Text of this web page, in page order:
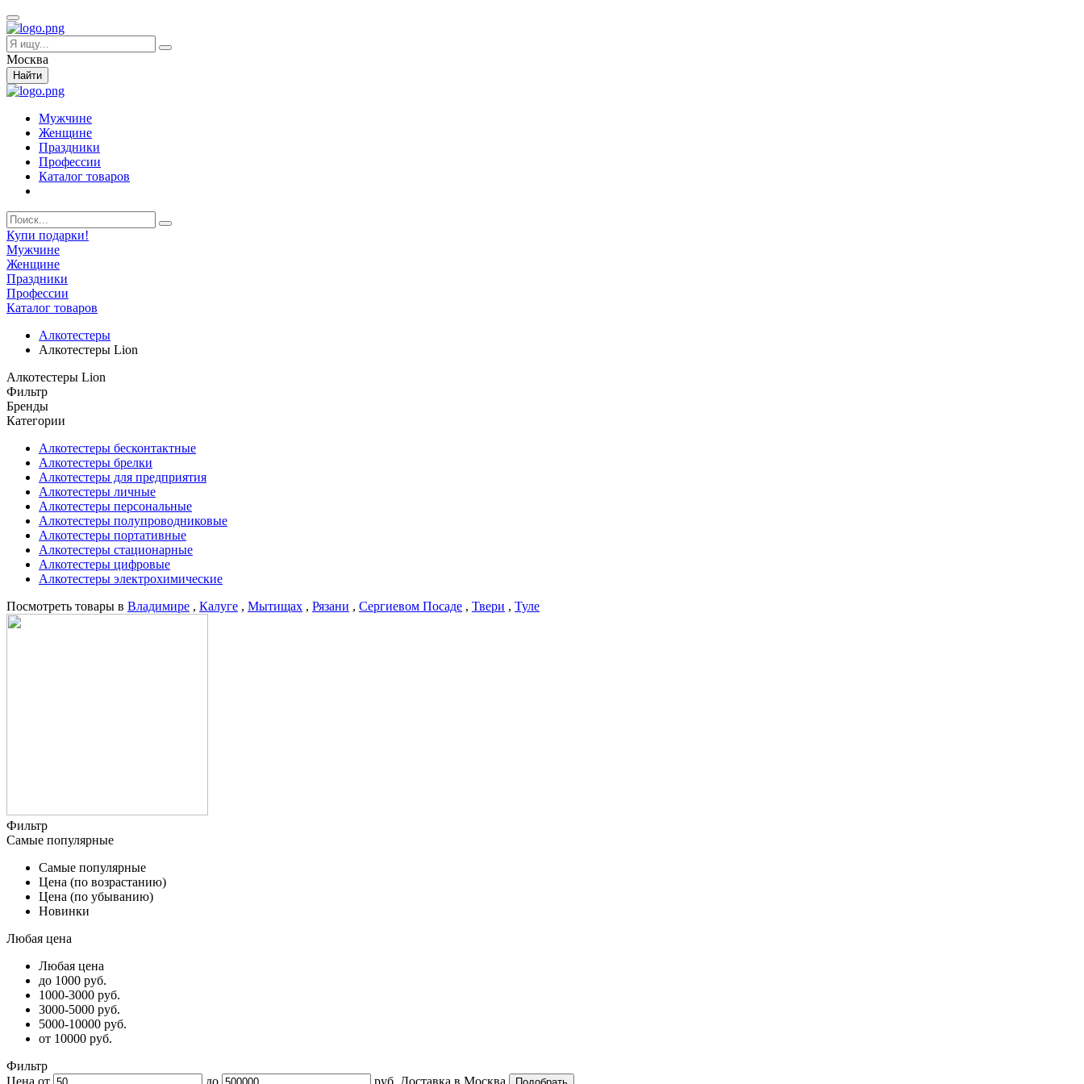
Москва
Найти
Мужчине
Женщине
Праздники
Профессии
Каталог товаров
Купи подарки!
Мужчине
Женщине
Праздники
Профессии
Каталог товаров
Алкотестеры
Алкотестеры Lion
Алкотестеры Lion
Фильтр
Бренды
Категории
Алкотестеры бесконтактные
Алкотестеры брелки
Алкотестеры для предприятия
Алкотестеры личные
Алкотестеры персональные
Алкотестеры полупроводниковые
Алкотестеры портативные
Алкотестеры стационарные
Алкотестеры цифровые
Алкотестеры электрохимические
Посмотреть товары в Владимире , Калуге , Мытищах , Рязани , Сергиевом Посаде , Твери , Туле
Фильтр
Самые популярные
Самые популярные
Цена (по возрастанию)
Цена (по убыванию)
Новинки
Любая цена
Любая цена
до 1000 руб.
1000-3000 руб.
3000-5000 руб.
5000-10000 руб.
от 10000 руб.
Фильтр
Цена от
до руб. Доставка в Москва